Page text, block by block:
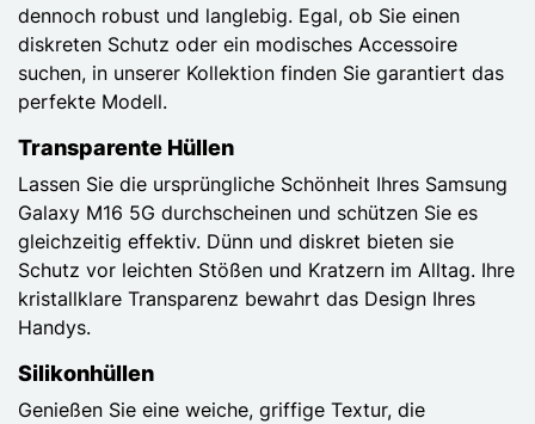
dennoch robust und langlebig. Egal, ob Sie einen
diskreten Schutz oder ein modisches Accessoire
suchen, in unserer Kollektion finden Sie garantiert das
perfekte Modell.
Transparente Hüllen
Lassen Sie die ursprüngliche Schönheit Ihres Samsung
Galaxy M16 5G durchscheinen und schützen Sie es
gleichzeitig effektiv. Dünn und diskret bieten sie
Schutz vor leichten Stößen und Kratzern im Alltag. Ihre
kristallklare Transparenz bewahrt das Design Ihres
Handys.
Silikonhüllen
Genießen Sie eine weiche, griffige Textur, die